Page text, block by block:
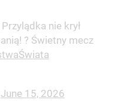
nie krył
? Świetny mecz
June 15, 2026